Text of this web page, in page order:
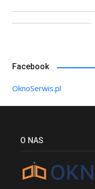
Facebook
OknoSerwis.pl
O NAS